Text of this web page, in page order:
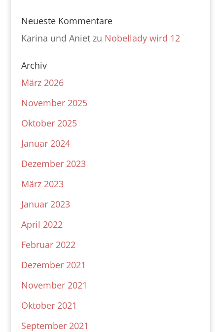
Neueste Kommentare
Karina und Anietzu Nobellady wird 12
Archiv
März 2026
November 2025
Oktober 2025
Januar 2024
Dezember 2023
März 2023
Januar 2023
April 2022
Februar 2022
Dezember 2021
November 2021
Oktober 2021
September 2021